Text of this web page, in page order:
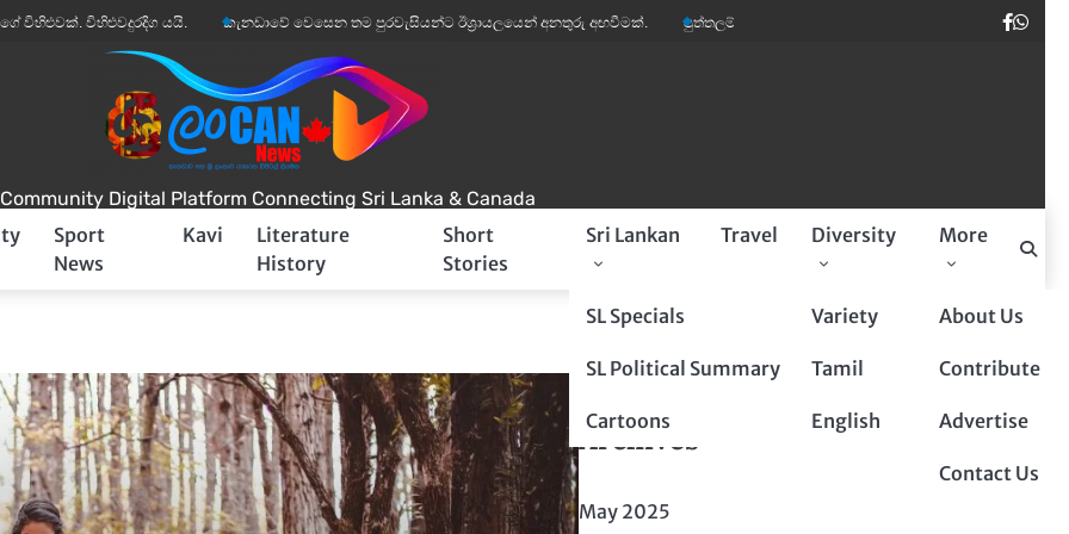
විහිළුවදුරදිග යයි. කැනඩාවේ වෙසෙන තම පුරවැසියන්ට ඊශ්‍රායලයෙන් අනතුරු අඟවීමක්. පුත්තලම් බූරුවන් ඉතාලියේ මාර ඩිමාන්ඩ්. කවි ලොව පෙරළියක් කළ
Community Digital Platform Connecting Sri Lanka & Canada
Sport
News
Kavi
Literature
History
Short
Stories
Sri Lankan
SL Specials
SL Political Summary
Cartoons
Travel Diversity
Variety
Tamil
English
More
About Us
Contribute
Advertise
Contact Us
Sponsored By
Archives
May 2025